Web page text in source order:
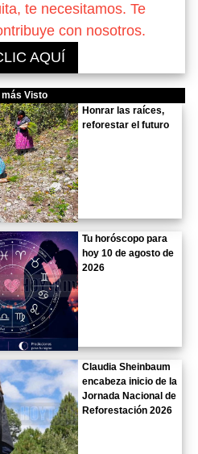
te necesitamos. Te
con nosotros.
AQUÍ
más Visto
Honrar las raíces,
reforestar el futuro
Tu horóscopo para
hoy 10 de agosto de
2026
Claudia Sheinbaum
encabeza inicio de la
Jornada Nacional de
Reforestación 2026